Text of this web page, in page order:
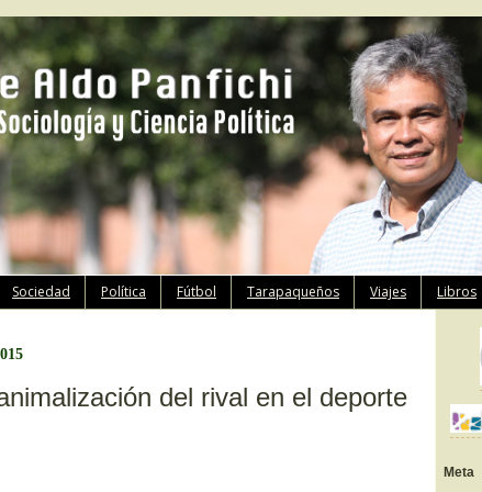
Ir
al
contenido
Sociedad Política Fútbol Tarapaqueños Viajes Libros
del rival en el deporte
Meta